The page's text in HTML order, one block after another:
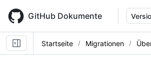
main
content
GitHub Dokumente
Startseite Migrationen